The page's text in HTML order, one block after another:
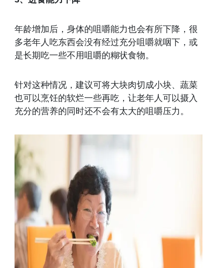
年龄增加后，身体的咀嚼能力也会有所下降，很
多老年人吃东西会没有经过充分咀嚼就咽下，或
是长期吃一些不用咀嚼的糊状食物。
针对这种情况，建议可将大块肉切成小块、蔬菜
也可以烹饪的软烂一些再吃，让老年人可以摄入
充分的营养的同时还不会有太大的咀嚼压力。